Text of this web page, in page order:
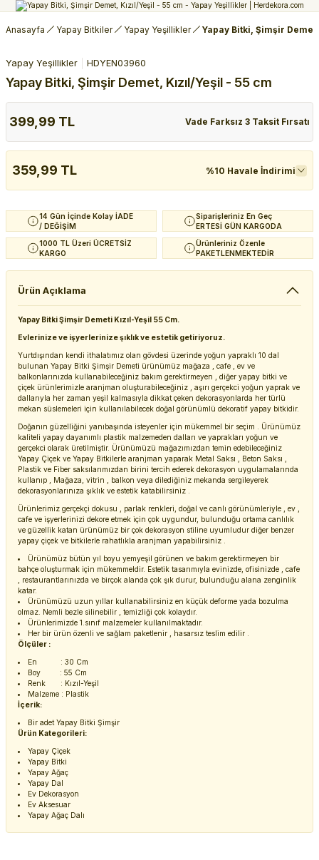
Anasayfa Yapay Bitkiler Yapay Yeşillikler Yapay Bitki, Şimşir
Yapay Yeşillikler HDYEN03960
Yapay Bitki, Şimşir Demet, Kızıl/Yeşil - 55 cm
399,99 TL Vade Farksız 3 Taksit Fırsatı
359,99 TL %10 Havale İndirimi
14 Gün İçinde Kolay İADE
/ DEĞİŞİM
Siparişleriniz En Geç
ERTESİ GÜN KARGODA
1000 TL Üzeri ÜCRETSİZ
KARGO
Ürünleriniz Özenle
PAKETLENMEKTEDİR
Ürün Açıklama
Yapay Bitki Şimşir Demeti Kızıl-Yeşil 55 Cm.
Evlerinize ve işyerlerinize şıklık ve estetik getiriyoruz.
Yurtdışından kendi ithalatımız olan gövdesi üzerinde yoğun yapraklı 10 dal
bulunan Yapay Bitki Şimşir Demeti ürünümüz mağaza , cafe , ev ve
balkonlarınızda kullanabileceğiniz bakım gerektirmeyen , diğer yapay bitki ve
çiçek ürünlerimizle aranjman oluşturabileceğiniz , aşırı gerçekci yoğun yaprak ve
dallarıyla her zaman yeşil kalmasıyla dikkat çeken dekorasyonlarda her türlü
mekan süslemeleri için kullanılabilecek doğal görünümlü dekoratif yapay bitkidir.
Doğanın güzelliğini yanıbaşında isteyenler için mükemmel bir seçim . Ürünümüz
kaliteli yapay dayanımlı plastik malzemeden dalları ve yaprakları yoğun ve
gerçekci olarak üretilmiştir. Ürünümüzü mağazımızdan temin edebileceğiniz
Yapay Çiçek ve Yapay Bitkilerle aranjman yaparak Metal Saksı , Beton Saksı ,
Plastik ve Fiber saksılarımızdan birini tercih ederek dekorasyon uygulamalarında
kullanıp , Mağaza, vitrin , balkon veya dilediğiniz mekanda sergileyerek
dekorasyonlarınıza şıklık ve estetik katabilirsiniz .
Ürünlerimiz gerçekçi dokusu , parlak renkleri, doğal ve canlı görünümleriyle , ev ,
cafe ve işyerlerinizi dekore etmek için çok uygundur, bulunduğu ortama canlılık
ve güzellik katan ürünümüz bir çok dekorasyon stiline uyumludur diğer benzer
yapay çiçek ve bitkilerle rahatlıkla aranjman yapabilirsiniz .
Ürünümüz bütün yıl boyu yemyeşil görünen ve bakım gerektirmeyen bir
bahçe oluşturmak için mükemmeldir. Estetik tasarımıyla evinizde, ofisinizde , cafe
, restaurantlarınızda ve birçok alanda çok şık durur, bulunduğu alana zenginlik
katar.
Ürünümüzü uzun yıllar kullanabilirsiniz en küçük deforme yada bozulma
olmaz. Nemli bezle silinebilir , temizliği çok kolaydır.
Ürünlerimizde 1.sınıf malzemeler kullanılmaktadır.
Her bir ürün özenli ve sağlam paketlenir , hasarsız teslim edilir .
Ölçüler :
En : 30 Cm
Boy : 55 Cm
Renk : Kızıl-Yeşil
Malzeme : Plastik
İçerik:
Bir adet Yapay Bitki Şimşir
Ürün Kategorileri:
Yapay Çiçek
Yapay Bitki
Yapay Ağaç
Yapay Dal
Ev Dekorasyon
Ev Aksesuar
Yapay Ağaç Dalı